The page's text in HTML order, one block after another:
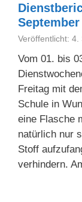
September
Veröffentlicht: 4.
Vom 01. bis
Freitag mit
Schule in
eine Flasche
natürlich nur
Stoff
verhindern.